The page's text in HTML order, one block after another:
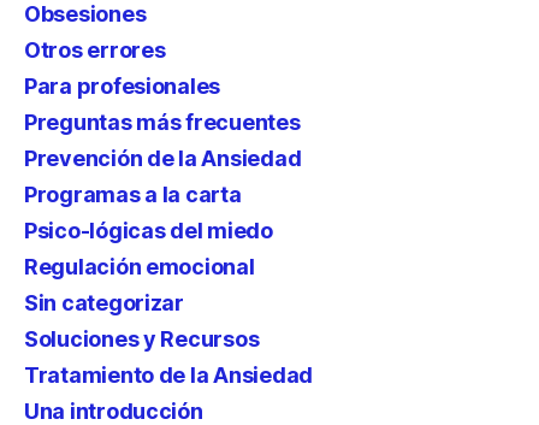
Obsesiones
Otros errores
Para profesionales
Preguntas más frecuentes
Prevención de la Ansiedad
Programas a la carta
Psico-lógicas del miedo
Regulación emocional
Sin categorizar
Soluciones y Recursos
Tratamiento de la Ansiedad
Una introducción